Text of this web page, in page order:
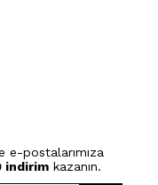
e-postalarımıza
indirim kazanın.